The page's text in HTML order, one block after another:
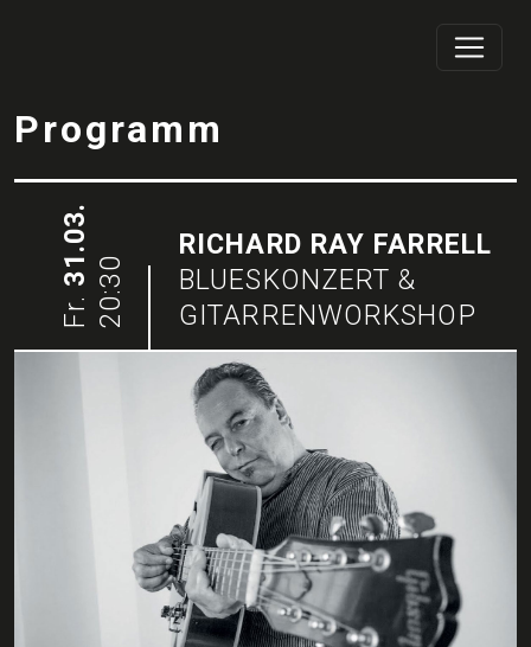
Programm
Fr.
31.03.
20:30
RICHARD RAY FARRELL
BLUESKONZERT &
GITARRENWORKSHOP